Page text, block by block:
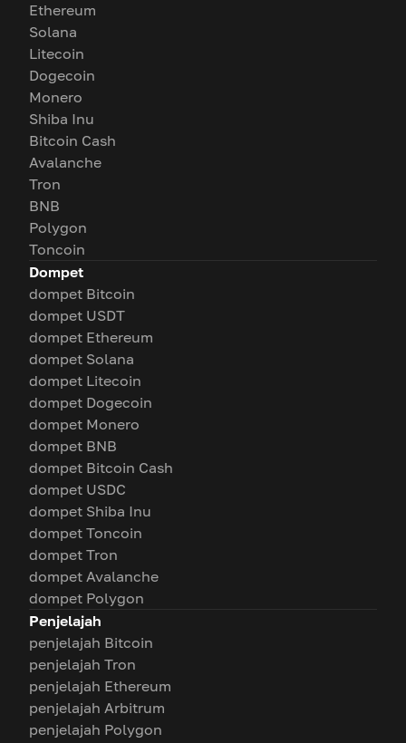
Ethereum
Solana
Litecoin
Dogecoin
Monero
Shiba Inu
Bitcoin Cash
Avalanche
Tron
BNB
Polygon
Toncoin
Dompet
dompet Bitcoin
dompet USDT
dompet Ethereum
dompet Solana
dompet Litecoin
dompet Dogecoin
dompet Monero
dompet BNB
dompet Bitcoin Cash
dompet USDC
dompet Shiba Inu
dompet Toncoin
dompet Tron
dompet Avalanche
dompet Polygon
Penjelajah
penjelajah Bitcoin
penjelajah Tron
penjelajah Ethereum
penjelajah Arbitrum
penjelajah Polygon